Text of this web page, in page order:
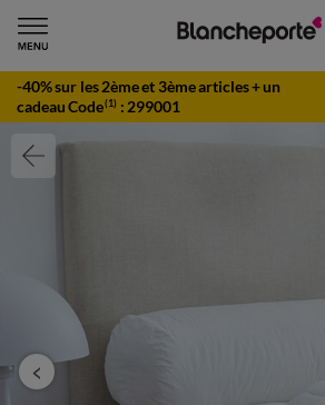
-40% sur les 2ème et 3ème articles + un
cadeau Code(1) : 299001